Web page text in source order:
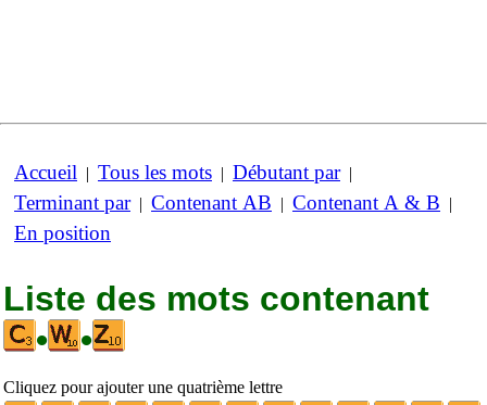
Accueil | Tous les mots | Débutant par|
Terminant par| Contenant AB | Contenant A & B |
En position
Liste des mots contenant
•
•
Cliquez pour ajouter une quatrième lettre